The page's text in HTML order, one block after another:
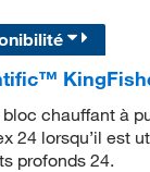
chauffant à
24 lorsqu’il est
profonds 24.